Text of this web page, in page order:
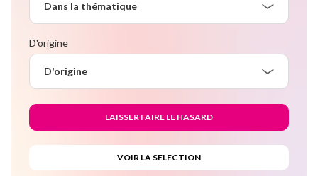
Dans la thématique
D'origine
D'origine